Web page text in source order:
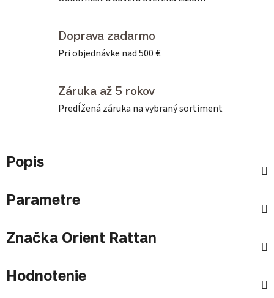
Doprava zadarmo
Pri objednávke nad 500 €
Záruka až 5 rokov
Predĺžená záruka na vybraný sortiment
Popis
Parametre
Značka Orient Rattan
Hodnotenie